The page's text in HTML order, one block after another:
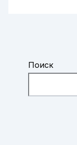
Поиск